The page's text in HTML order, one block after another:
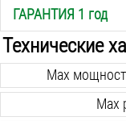
ГАРАНТИЯ 1 год
Технические
Max
Max